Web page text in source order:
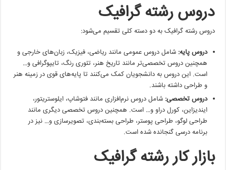
دروس رشته گرافیک
دروس رشته گرافیک به دو دسته کلی تقسیم می‌شود:
دروس پایه: شامل دروس عمومی مانند ریاضی، فیزیک، زبان‌های خارجی و
همچنین دروس تخصصی‌تر مانند تاریخ هنر، تئوری رنگ، تایپوگرافی و…
است. این دروس به دانشجویان کمک می‌کنند تا پایه‌های قوی در زمینه هنر
و طراحی داشته باشند.
دروس تخصصی: شامل دروس نرم‌افزاری مانند فتوشاپ، ایلوستریتور،
ایندیزاین، کورل دراو و… است. همچنین دروس تخصصی دیگری مانند
طراحی لوگو، طراحی پوستر، طراحی بسته‌بندی، تصویرسازی و… نیز در
برنامه درسی گنجانده شده است.
بازار کار رشته گرافیک